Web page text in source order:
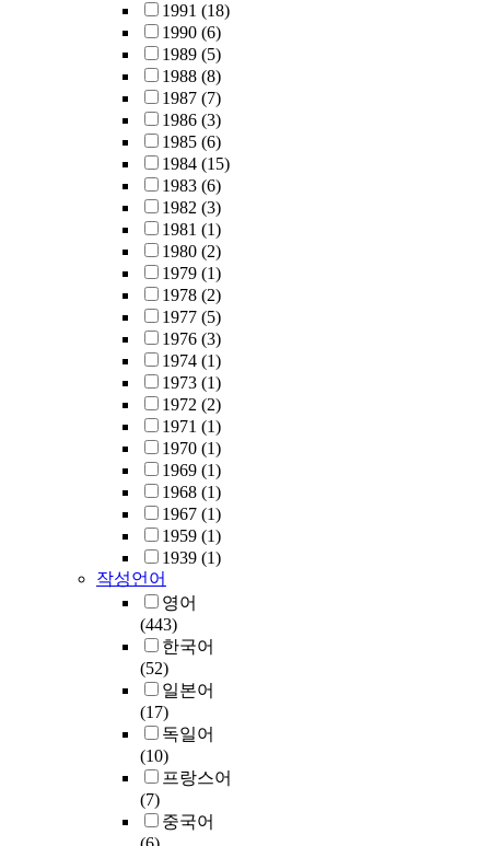
1991 (18)
1990 (6)
1989 (5)
1988 (8)
1987 (7)
1986 (3)
1985 (6)
1984 (15)
1983 (6)
1982 (3)
1981 (1)
1980 (2)
1979 (1)
1978 (2)
1977 (5)
1976 (3)
1974 (1)
1973 (1)
1972 (2)
1971 (1)
1970 (1)
1969 (1)
1968 (1)
1967 (1)
1959 (1)
1939 (1)
작성언어
영어
(443)
한국어
(52)
일본어
(17)
독일어
(10)
프랑스어
(7)
중국어